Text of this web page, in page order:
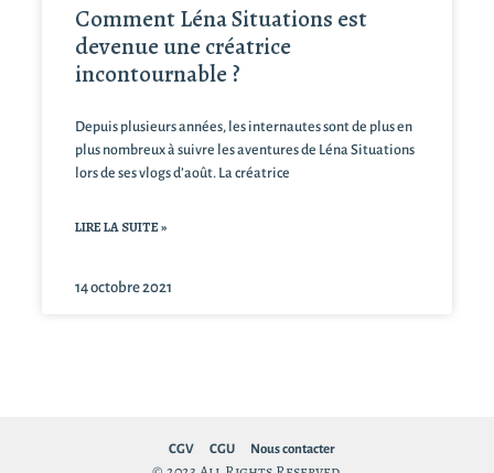
Comment Léna Situations est
devenue une créatrice
incontournable ?
Depuis plusieurs années, les internautes sont de plus en
plus nombreux à suivre les aventures de Léna Situations
lors de ses vlogs d’août. La créatrice
LIRE LA SUITE »
14 octobre 2021
CGV CGU Nous contacter